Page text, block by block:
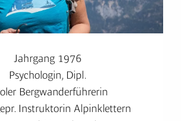
Jahrgang 1976
Psychologin, Dipl.
Bergwanderführerin
Instruktorin Alpinklettern